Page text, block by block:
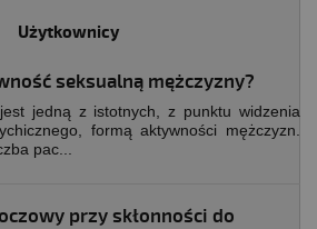
Użytkownicy
seksualną mężczyzny?
jedną z istotnych, z punktu widzenia
formą aktywności mężczyzn.
pac...
przy skłonności do